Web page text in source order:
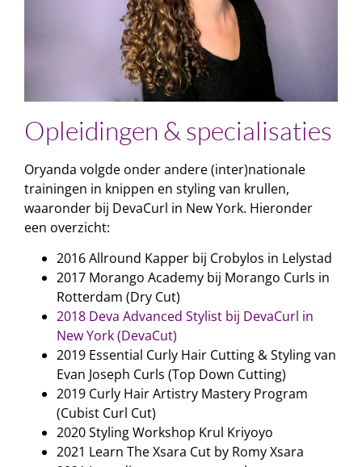
Opleidingen & specialisaties
Oryanda volgde onder andere (inter)nationale
trainingen in knippen en styling van krullen,
waaronder bij DevaCurl in New York. Hieronder
een overzicht:
2016 Allround Kapper bij Crobylos in Lelystad
2017 Morango Academy bij Morango Curls in
Rotterdam (Dry Cut)
2018 Deva Advanced Stylist bij DevaCurl in
New York (DevaCut)
2019 Essential Curly Hair Cutting & Styling van
Evan Joseph Curls (Top Down Cutting)
2019 Curly Hair Artistry Mastery Program
(Cubist Curl Cut)
2020 Styling Workshop Krul Kriyoyo
2021 Learn The Xsara Cut by Romy Xsara